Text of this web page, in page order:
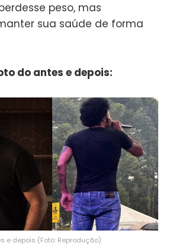
peso, mas
sua saúde de forma
do antes e depois:
e depois (Foto: Reprodução)